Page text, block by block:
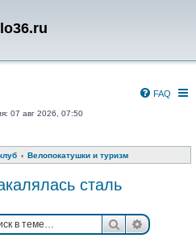
FAQ
07 авг 2026, 07:50
Велопокатушки и туризм
сталь
Поиск